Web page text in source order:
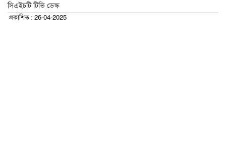
সিএইচটি টিভি ডেস্ক
প্রকাশিত : 26-04-2025